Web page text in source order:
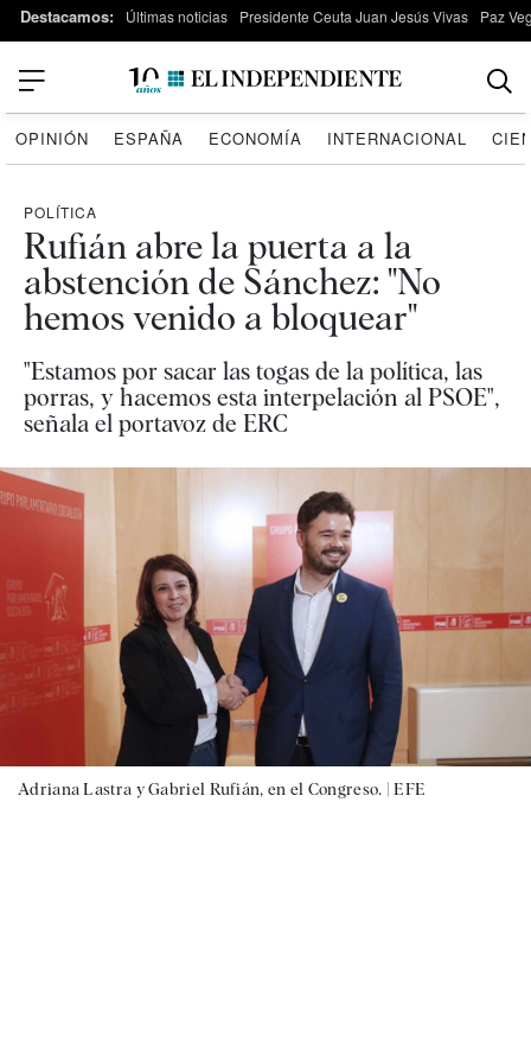
Destacamos: Últimas noticias Presidente Ceuta Juan Jesús Vivas Paz
OPINIÓN ESPAÑA ECONOMÍA INTERNACIONAL
POLÍTICA
Rufián abre la puerta a la
abstención de Sánchez: "No
hemos venido a bloquear"
"Estamos por sacar las togas de la política, las
porras, y hacemos esta interpelación al PSOE",
señala el portavoz de ERC
Adriana Lastra y Gabriel Rufián, en el Congreso. |EFE